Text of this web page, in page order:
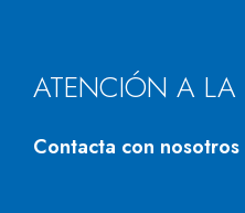
ATENCIÓN A LA
Contacta con nosotros